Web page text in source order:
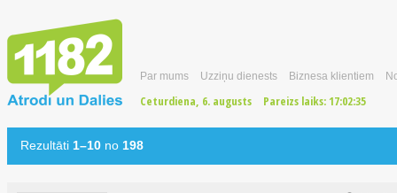
Par mums Uzziņu dienests Biznesa klientiem
Ceturdiena, 6. augusts Pareizs laiks: 17:02:36
Rezultāti 1–10 no 198